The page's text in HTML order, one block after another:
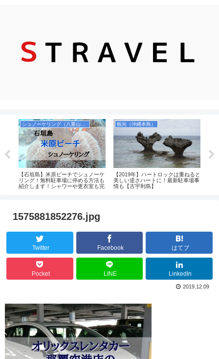
【石垣島】米原ビーチでシュノーケ
リング！無料駐車場に停める方法も
紹介します！シャワーや更衣室も完
観光（沖縄本島）
【2019年】ハートロックは重ねると
美しい逆さハートに！最新駐車場事
情も【古宇利島】
1575881852276.jpg
Twitter Facebook はてブ
Pocket LINE LinkedIn
2019.12.09